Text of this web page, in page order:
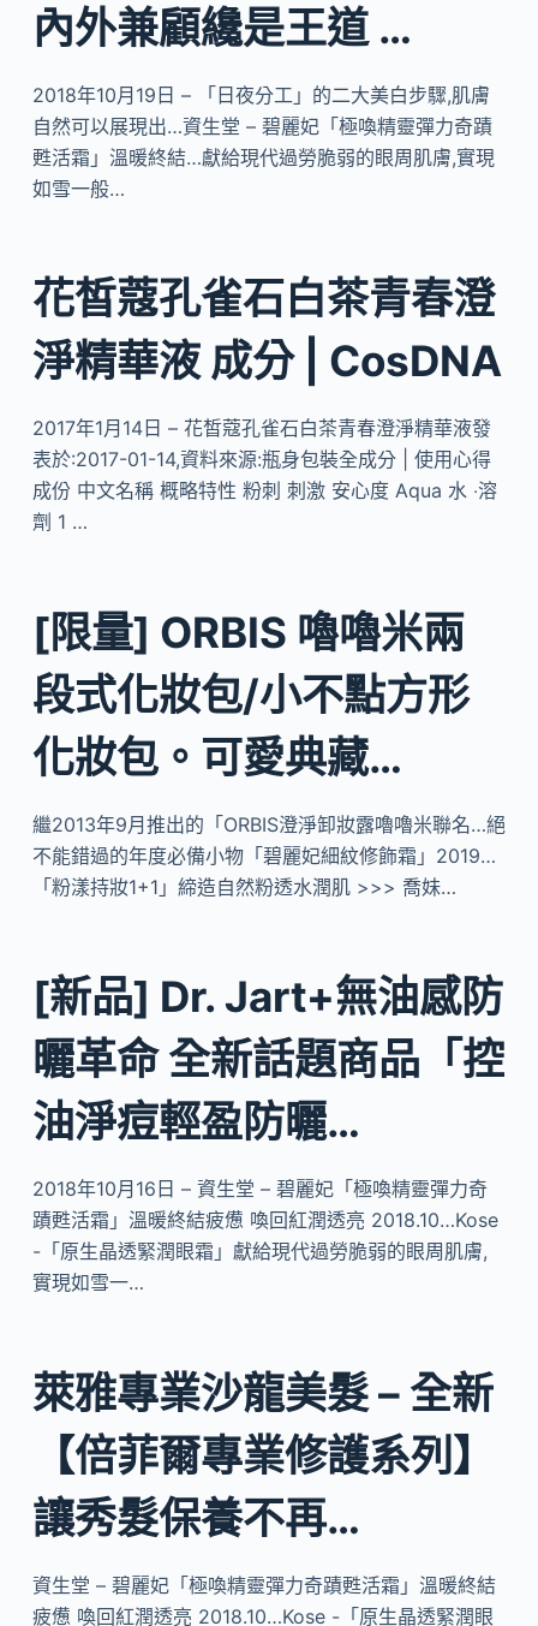
內外兼顧纔是王道 …
2018年10月19日 – 「日夜分工」的二大美白步驟,肌膚
自然可以展現出…資生堂 – 碧麗妃「極喚精靈彈力奇蹟
甦活霜」溫暖終結…獻給現代過勞脆弱的眼周肌膚,實現
如雪一般…
花皙蔻孔雀石白茶青春澄
淨精華液 成分 | CosDNA
2017年1月14日 – 花皙蔻孔雀石白茶青春澄淨精華液發
表於:2017-01-14,資料來源:瓶身包裝全成分 | 使用心得
成份 中文名稱 概略特性 粉刺 刺激 安心度 Aqua 水 ‧溶
劑 1 …
[限量] ORBIS 嚕嚕米兩
段式化妝包/小不點方形
化妝包。可愛典藏…
繼2013年9月推出的「ORBIS澄淨卸妝露嚕嚕米聯名…絕
不能錯過的年度必備小物「碧麗妃細紋修飾霜」2019…
「粉漾持妝1+1」締造自然粉透水潤肌 >>> 喬妹…
[新品] Dr. Jart+無油感防
曬革命 全新話題商品「控
油淨痘輕盈防曬…
2018年10月16日 – 資生堂 – 碧麗妃「極喚精靈彈力奇
蹟甦活霜」溫暖終結疲憊 喚回紅潤透亮 2018.10…Kose
-「原生晶透緊潤眼霜」獻給現代過勞脆弱的眼周肌膚,
實現如雪一…
萊雅專業沙龍美髮 – 全新
【倍菲爾專業修護系列】
讓秀髮保養不再…
資生堂 – 碧麗妃「極喚精靈彈力奇蹟甦活霜」溫暖終結
疲憊 喚回紅潤透亮 2018.10…Kose -「原生晶透緊潤眼